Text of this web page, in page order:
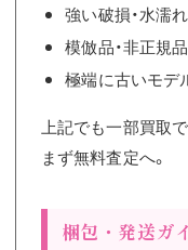
強い破損・水濡
模倣品・非正規品
極端に古いモデ
上記でも一部買取
まず無料査定へ。
梱包・発送ガ